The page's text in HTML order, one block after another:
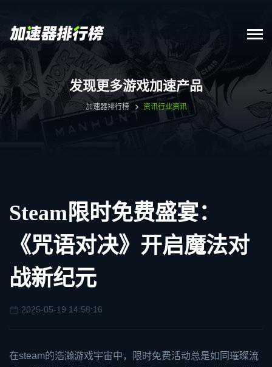
发现更多游戏加速产品
加速器排行榜 资讯行业资讯
Steam限时免费盛宴：
《咒语对决》开启魔法对
战新纪元
2025-05-19 14:58:16
在steam的浩瀚游戏宇宙中，限时免费活动总是如同璀璨流